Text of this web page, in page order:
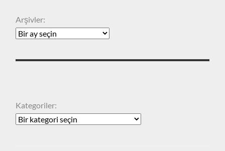
Arşivler:
Kategoriler: